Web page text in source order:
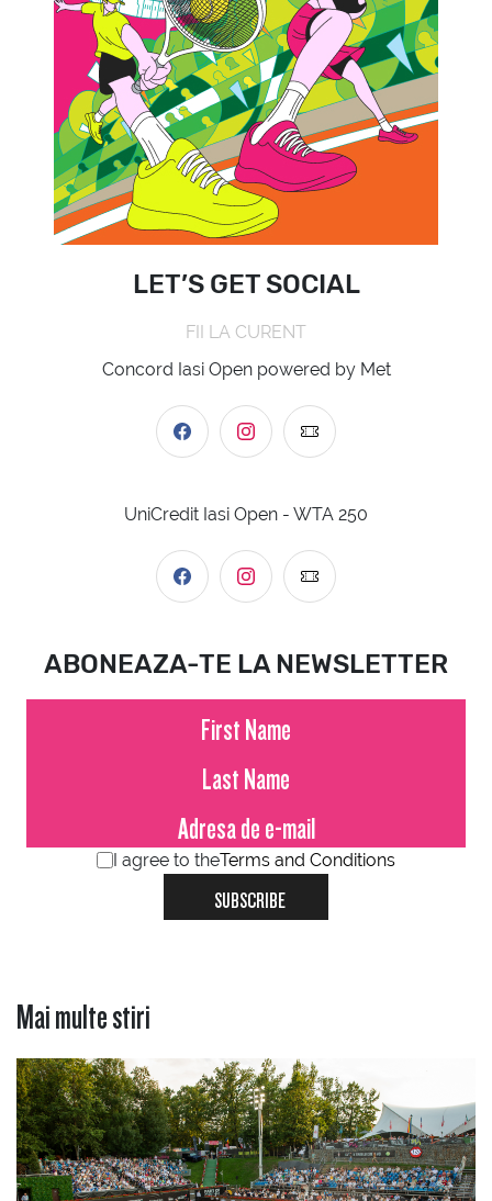
LET’S GET SOCIAL
FII LA CURENT
Concord Iasi Open powered by Met
UniCredit Iasi Open - WTA 250
ABONEAZA-TE LA NEWSLETTER
I agree to theTerms and Conditions
SUBSCRIBE
Mai multe stiri